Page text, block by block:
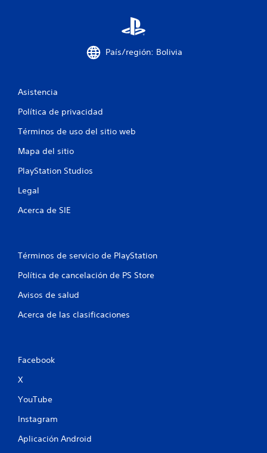
País/región: Bolivia
Asistencia
Política de privacidad
Términos de uso del sitio web
Mapa del sitio
PlayStation Studios
Legal
Acerca de SIE
Términos de servicio de PlayStation
Política de cancelación de PS Store
Avisos de salud
Acerca de las clasificaciones
Facebook
X
YouTube
Instagram
Aplicación Android